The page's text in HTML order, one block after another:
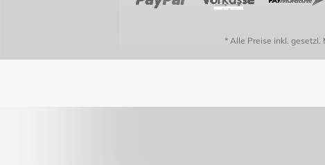
* Alle Preise inkl. gesetzl.